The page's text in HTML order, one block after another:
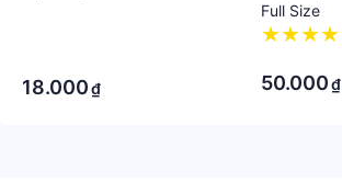
18.000₫
Full Size
50.000₫